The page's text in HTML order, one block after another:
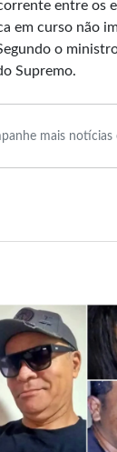
entre os
em curso não
o
Supremo.
mais notícias